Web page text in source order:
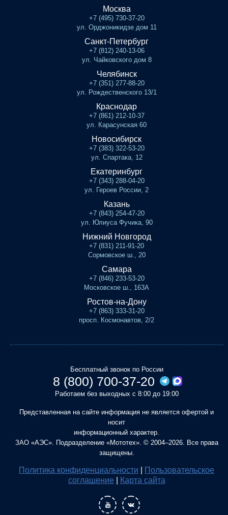
Москва
+7 (495) 730-37-20
ул. Орджоникидзе дом 11
Санкт-Петербург
+7 (812) 240-13-06
ул. Чайковского дом 8
Челябинск
+7 (351) 277-88-20
ул. Рождественского 13/1
Краснодар
+7 (861) 212-10-37
ул. Карасунская 60
Новосибирск
+7 (383) 322-53-20
ул. Спартака, 12
Екатеринбург
+7 (343) 288-04-20
ул. Героев России, 2
Казань
+7 (843) 254-47-20
ул. Юлиуса Фучика, 90
Нижний Новгород
+7 (831) 211-91-20
Сормовское ш., 20
Самара
+7 (846) 233-53-20
Московское ш., 163А
Ростов-на-Дону
+7 (863) 333-31-20
просп. Космонавтов, 2/2
Бесплатный звонок по России
8 (800) 700-37-20
Работаем без выходных с 8:00 до 19:00
Представленная на сайте информация не является офертой и
носит
информационный характер.
ЗАО «АЭС». Подразделение «Мототех». © 2004–2026. Все права
защищены.
Политика конфиденциальности
Пользовательское
соглашение
Карта сайта